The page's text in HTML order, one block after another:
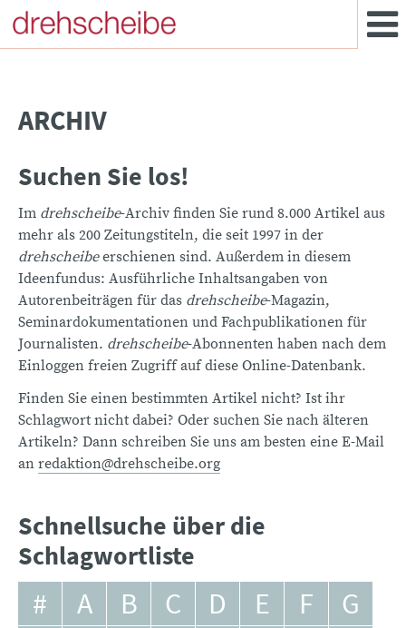
ARCHIV
Suchen Sie los!
Im drehscheibe-Archiv finden Sie rund 8.000 Artikel aus
mehr als 200 Zeitungstiteln, die seit 1997 in der
drehscheibeerschienen sind. Außerdem in diesem
Ideenfundus: Ausführliche Inhaltsangaben von
Autorenbeiträgen für das drehscheibe-Magazin,
Seminardokumentationen und Fachpublikationen für
Journalisten. drehscheibe-Abonnenten haben nach dem
Einloggen freien Zugriff auf diese Online-Datenbank.
Finden Sie einen bestimmten Artikel nicht? Ist ihr
Schlagwort nicht dabei? Oder suchen Sie nach älteren
Artikeln? Dann schreiben Sie uns am besten eine E-Mail
an redaktion@drehscheibe.org
Schnellsuche über die
Schlagwortliste
# A B C D E F
G